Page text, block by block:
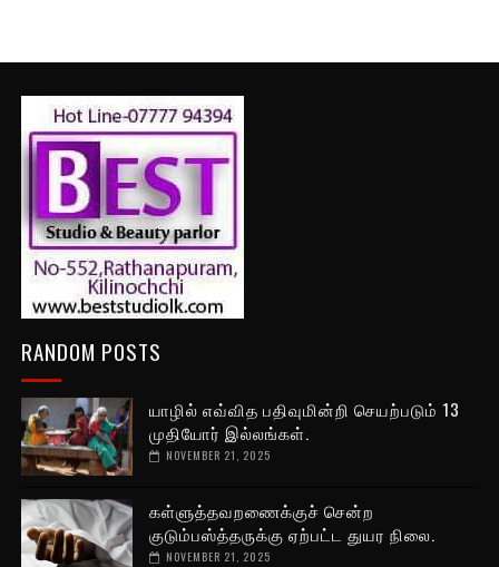
RANDOM POSTS
யாழில் எவ்வித பதிவுமின்றி செயற்படும் 13
முதியோர் இல்லங்கள்.
NOVEMBER 21, 2025
கள்ளுத்தவறணைக்குச் சென்ற
குடும்பஸ்த்தருக்கு ஏற்பட்ட துயர நிலை.
NOVEMBER 21, 2025